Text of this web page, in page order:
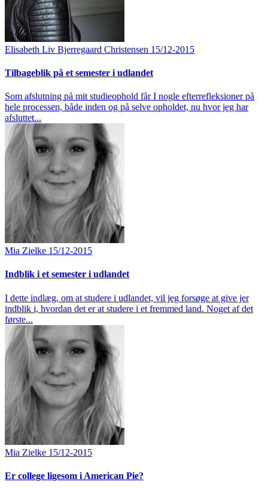
Elisabeth Liv Bjerregaard Christensen 15/12-2015
Tilbageblik på et semester i udlandet
Som afslutning på mit studieophold får I nogle efterrefleksioner på
hele processen, både inden og på selve opholdet, nu hvor jeg har
afsluttet...
Mia Zielke 15/12-2015
Indblik i et semester i udlandet
I dette indlæg, om at studere i udlandet, vil jeg forsøge at give jer
indblik i, hvordan det er at studere i et fremmed land. Noget af det
første...
Mia Zielke 15/12-2015
Er college ligesom i American Pie?